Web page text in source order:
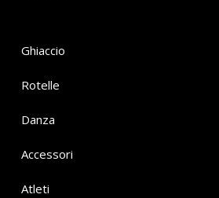
Ghiaccio
Rotelle
Danza
Accessori
Atleti